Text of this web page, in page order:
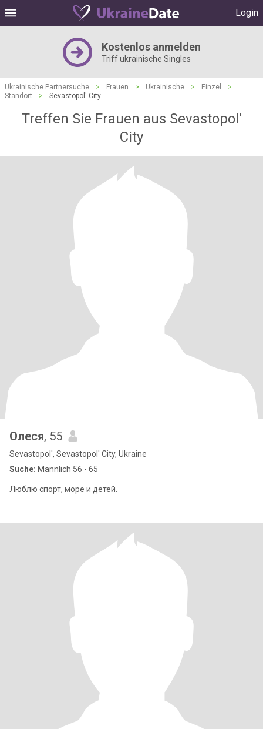
Login
Kostenlos anmelden
Triff ukrainische Singles
Ukrainische Partnersuche > Frauen > Ukrainische > Einzel
>
Standort
> Sevastopol' City
Treffen Sie Frauen aus Sevastopol'
City
Олeся, 55
Sevastopol', Sevastopol' City, Ukraine
Suche: Männlich 56 - 65
Люблю спорт, море и детей.